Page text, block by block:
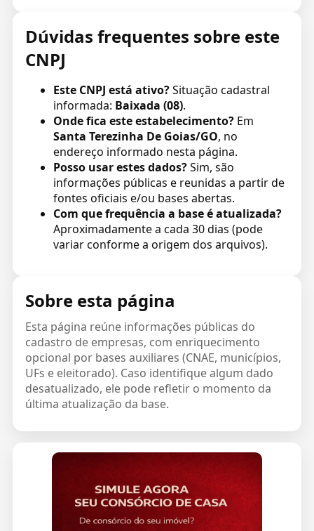
Dúvidas frequentes sobre este
CNPJ
Este CNPJ está ativo?Situação cadastral
informada: Baixada (08).
Onde fica este estabelecimento?Em
Santa Terezinha De Goias/GO, no
endereço informado nesta página.
Posso usar estes dados?Sim, são
informações públicas e reunidas a partir de
fontes oficiais e/ou bases abertas.
Com que frequência a base é atualizada?
Aproximadamente a cada 30 dias (pode
variar conforme a origem dos arquivos).
Sobre esta página
Esta página reúne informações públicas do
cadastro de empresas, com enriquecimento
opcional por bases auxiliares (CNAE, municípios,
UFs e eleitorado). Caso identifique algum dado
desatualizado, ele pode refletir o momento da
última atualização da base.